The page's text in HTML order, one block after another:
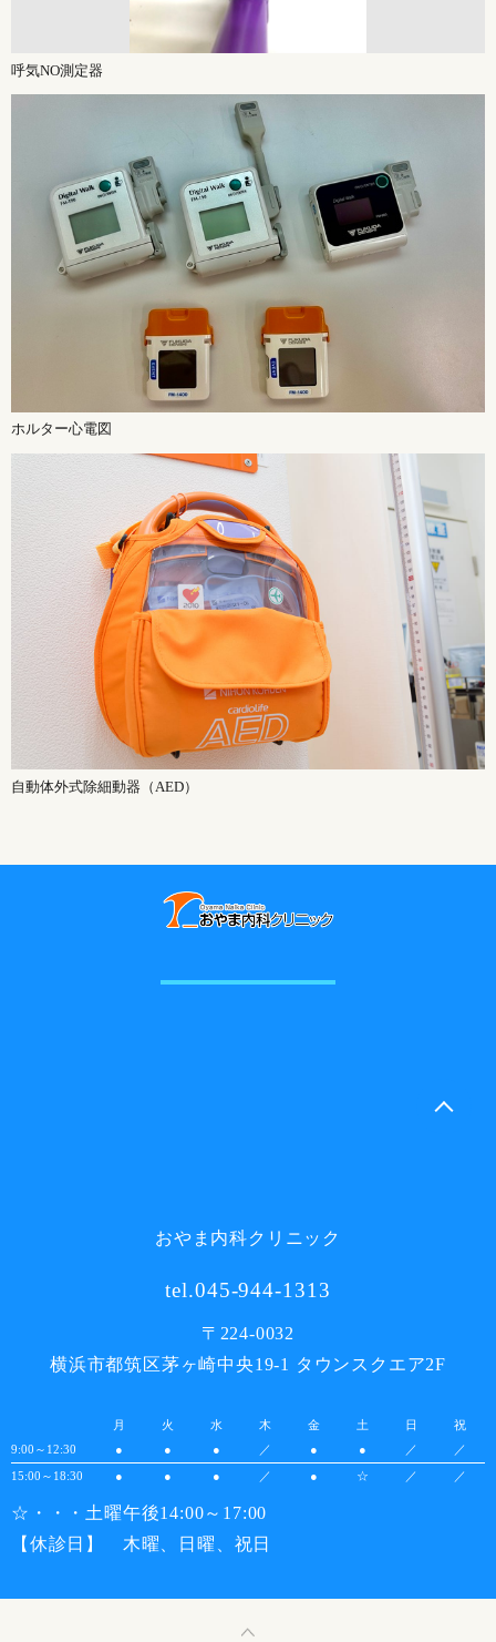
呼気NO測定器
ホルター心電図
自動体外式除細動器（AED）
おやま内科クリニック
tel.045-944-1313
〒224-0032
横浜市都筑区茅ヶ崎中央19‐1 タウンスクエア2F
月 火 水 木 金 土 日
祝
9:00～12:30
● ● ● ／ ● ● ／
／
15:00～18:30
● ● ● ／ ● ☆ ／ ／
☆・・・土曜午後14:00～17:00
【休診日】 木曜、日曜、祝日